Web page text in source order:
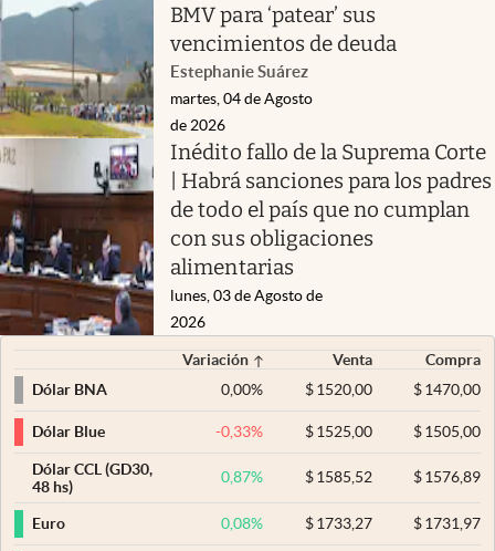
BMV para ‘patear’ sus
vencimientos de deuda
Estephanie Suárez
martes, 04 de Agosto
de 2026
Inédito fallo de la Suprema Corte
| Habrá sanciones para los padres
de todo el país que no cumplan
con sus obligaciones
alimentarias
lunes, 03 de Agosto de
2026
Variación Venta
Compra
Dólar BNA
0,00% $ 1520,00 $1470,00
Dólar Blue -0,33% $ 1525,00 $1505,00
Dólar CCL (GD30,
48 hs)
0,87% $ 1585,52 $1576,89
Euro 0,08% $ 1733,27 $1731,97